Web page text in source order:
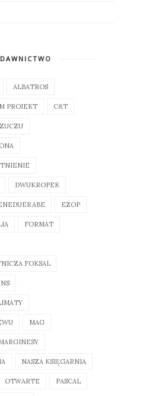
ALBATROS
PROJEKT C&T
DWUKROPEK
EZOP
FORMAT
FOKSAL
MAG
NASZA KSIĘGARNIA
OTWARTE PASCAL